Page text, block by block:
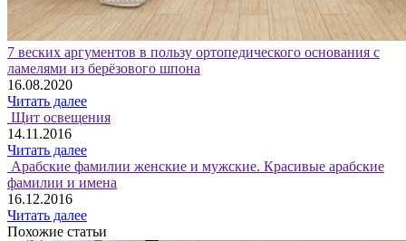
7 веских аргументов в пользу ортопедического основания с
ламелями из берёзового шпона
16.08.2020
Читать далее
Щит освещения
14.11.2016
Читать далее
Арабские фамилии женские и мужские. Красивые арабские
фамилии и имена
16.12.2016
Читать далее
Похожие статьи